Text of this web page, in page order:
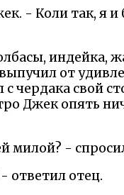
- Коли так, я и
индейка,
от
чердака свой
Джек опять
милой? -
ответил отец.